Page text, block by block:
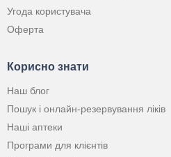
Угода користувача
Оферта
Корисно знати
Наш блог
Пошук і онлайн-резервування ліків
Наші аптеки
Програми для клієнтів